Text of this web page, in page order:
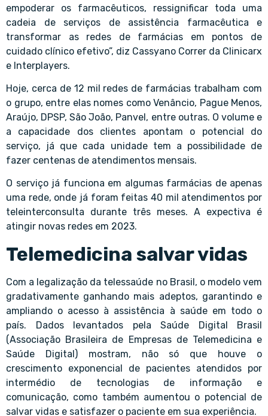
empoderar os farmacêuticos, ressignificar toda uma
cadeia de serviços de assistência farmacêutica e
transformar as redes de farmácias em pontos de
cuidado clínico efetivo”, diz Cassyano Correr da Clinicarx
e Interplayers.
Hoje, cerca de 12 mil redes de farmácias trabalham com
o grupo, entre elas nomes como Venâncio, Pague Menos,
Araújo, DPSP, São João, Panvel, entre outras. O volume e
a capacidade dos clientes apontam o potencial do
serviço, já que cada unidade tem a possibilidade de
fazer centenas de atendimentos mensais.
O serviço já funciona em algumas farmácias de apenas
uma rede, onde já foram feitas 40 mil atendimentos por
teleinterconsulta durante três meses. A expectiva é
atingir novas redes em 2023.
Telemedicina salvar vidas
Com a legalização da telessaúde no Brasil, o modelo vem
gradativamente ganhando mais adeptos, garantindo e
ampliando o acesso à assistência à saúde em todo o
país. Dados levantados pela Saúde Digital Brasil
(Associação Brasileira de Empresas de Telemedicina e
Saúde Digital) mostram, não só que houve o
crescimento exponencial de pacientes atendidos por
intermédio de tecnologias de informação e
comunicação, como também aumentou o potencial de
salvar vidas e satisfazer o paciente em sua experiência.